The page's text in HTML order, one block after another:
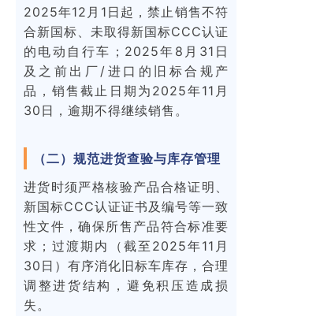
2025年12月1日起，禁止销售不符
合新国标、未取得新国标CCC认证
的电动自行车；2025年8月31日
及之前出厂/进口的旧标合规产
品，销售截止日期为2025年11月
30日，逾期不得继续销售。
（二）规范进货查验与库存管理
进货时须严格核验产品合格证明、
新国标CCC认证证书及编号等一致
性文件，确保所售产品符合标准要
求；过渡期内（截至2025年11月
30日）有序消化旧标车库存，合理
调整进货结构，避免积压造成损
失。